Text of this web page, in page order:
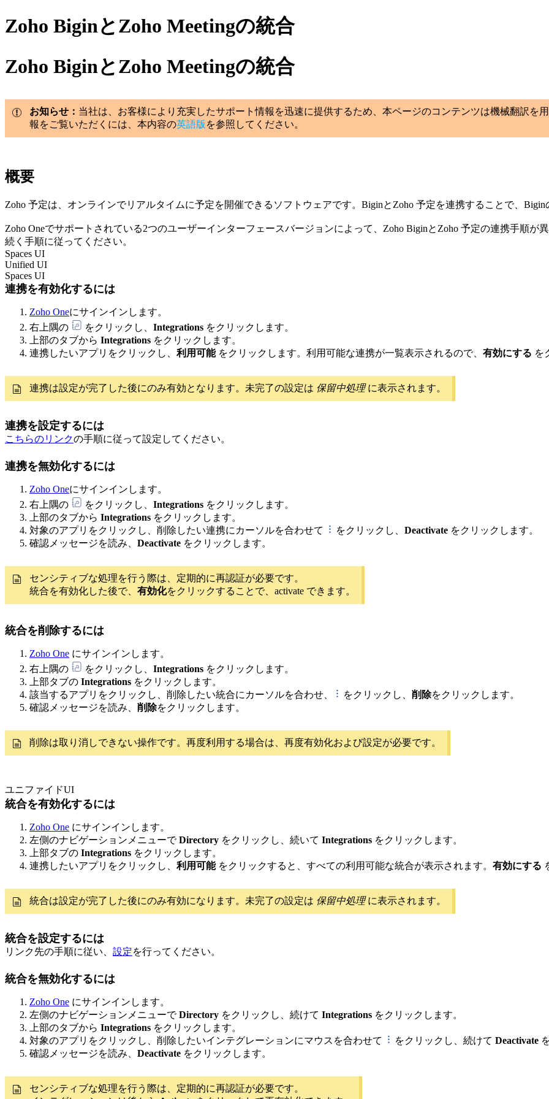
Zoho BiginとZoho Meetingの統合
Zoho BiginとZoho Meetingの統合
お知らせ： 当社は、お客様により充実したサポート情報を迅速に提供するため、本ページのコンテンツは機械翻訳を
報をご覧いただくには、本内容の英語版 を参照してください。
概要
Zoho 予定は、オンラインでリアルタイムに予定を開催できるソフトウェアです。BiginとZoho 予定を連携することで、
Zoho Oneでサポートされている2つのユーザーインターフェースバージョンによって、Zoho BiginとZoho 予定の連携手順が
続く手順に従ってください。
Spaces UI
Unified UI
Spaces UI
連携を有効化するには
Zoho Oneにサインインします。
右上隅の
をクリックし、 Integrations をクリックします。
上部のタブから Integrations をクリックします。
連携したいアプリをクリックし、 利用可能をクリックします。利用可能な連携が一覧表示されるので、 有効にする を
連携は設定が完了した後にのみ有効となります。未完了の設定は 保留中処理に表示されます。
連携を設定するには
こちらのリンクの手順に従って設定してください。
連携を無効化するには
Zoho Oneにサインインします。
右上隅の
をクリックし、 Integrations をクリックします。
上部のタブから Integrations をクリックします。
対象のアプリをクリックし、削除したい連携にカーソルを合わせて
をクリックし、 Deactivate をクリックします。
確認メッセージを読み、 Deactivate をクリックします。
センシティブな処理を行う際は、定期的に再認証が必要です。
統合を有効化した後で、 有効化をクリックすることで、activate できます。
統合を削除するには
Zoho One にサインインします。
右上隅の
をクリックし、 Integrations をクリックします。
上部タブの Integrations をクリックします。
該当するアプリをクリックし、削除したい統合にカーソルを合わせ、
をクリックし、 削除をクリックします。
確認メッセージを読み、 削除をクリックします。
削除は取り消しできない操作です。再度利用する場合は、再度有効化および設定が必要です。
ユニファイドUI
統合を有効化するには
Zoho One にサインインします。
左側のナビゲーションメニューでDirectory をクリックし、続いて Integrations をクリックします。
上部タブの Integrations をクリックします。
連携したいアプリをクリックし、 利用可能をクリックすると、すべての利用可能な統合が表示されます。 有効にする
統合は設定が完了した後にのみ有効になります。未完了の設定は 保留中処理に表示されます。
統合を設定するには
リンク先の手順に従い、 設定を行ってください。
統合を無効化するには
Zoho One にサインインします。
左側のナビゲーションメニューでDirectory をクリックし、続けて Integrations をクリックします。
上部のタブから Integrations をクリックします。
対象のアプリをクリックし、削除したいインテグレーションにマウスを合わせて
をクリックし、続けて Deactivate
確認メッセージを読み、 Deactivate をクリックします。
センシティブな処理を行う際は、定期的に再認証が必要です。